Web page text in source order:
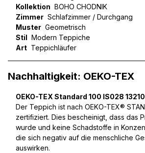
Kollektion BOHO CHODNIK
Zimmer Schlafzimmer / Durchgang
Muster Geometrisch
Stil Modern Teppiche
Art Teppichläufer
Nachhaltigkeit: OEKO-TEX
OEKO-TEX Standard 100 IS028
Der Teppich ist nach OEKO-TEX®
zertifiziert. Dies bescheinigt, dass das
wurde und keine Schadstoffe in
die sich negativ auf die menschliche
auswirken.